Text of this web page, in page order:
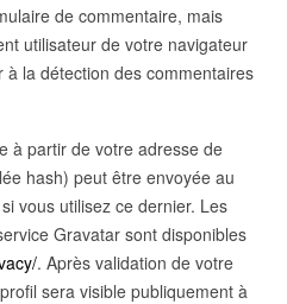
de commentaire, mais
utilisateur de votre navigateur
la détection des commentaires
à partir de votre adresse de
hash) peut être envoyée au
vous utilisez ce dernier. Les
Gravatar sont disponibles
. Après validation de votre
sera visible publiquement à